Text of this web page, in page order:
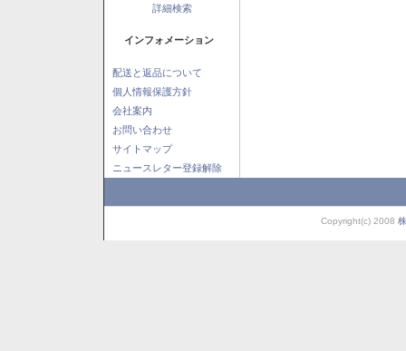
詳細検索
インフォメーション
配送と返品について
個人情報保護方針
会社案内
お問い合わせ
サイトマップ
ニュースレター登録解除
Copyright(c) 2008